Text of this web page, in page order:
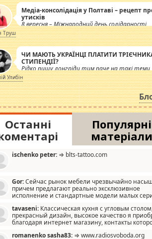
Медіа-консолідація у Полтаві – рецепт
утисків
8 вересня – Міжнародний день солідарності
журналістів.
Труш
ЧИ МАЮТЬ УКРАЇНЦІ ПЛАТИТИ
СТИПЕНДІЇ?
Рідко пишу лонгріди тим паче на такі теми,
але вже просто дістало! Обурюють
інсенуації навколо стипендіального
Штучно роздувається ще одна соціальна
катастрофа.
Улибін
Останні
Популярні
матеріали
ischenko peter: ⇒ blts-tattoo.com
Gor:Сейчас рынок мебели чрезвычайно
причем предлагают реально эксклюзивное
исполнение и стандартные модели малых
мало походит на стандартные формы, в
и что главное - со вкусом все в
ненужных наворотов удорожающих мебель, а это
tavaseni: Классическая кухня с угловым
прекрасный дизайн, высокое качество я
благодаря интернет магазину, контакты
romanenko sasha83: ⇒ www.radiosvoboda.org